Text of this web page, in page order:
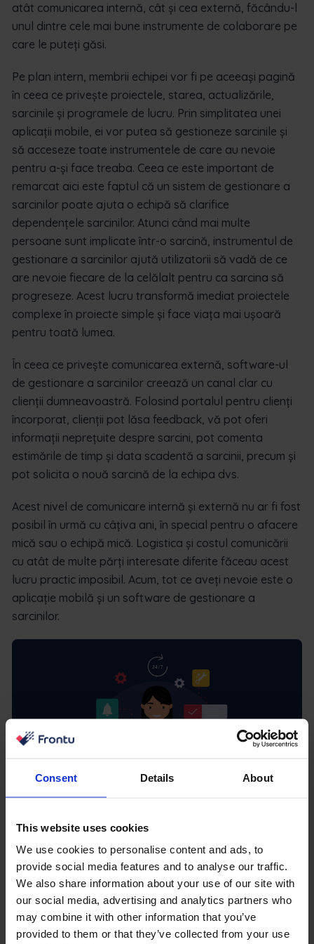
Consent Details About
This website uses cookies
We use cookies to personalise content and ads, to
provide social media features and to analyse our traffic.
We also share information about your use of our site with
our social media, advertising and analytics partners who
may combine it with other information that you’ve
provided to them or that they’ve collected from your use
atât comunicarea internă, cât și cea externă, făcându-l
unul dintre cele mai bune instrumente de colaborare pe
care le puteți găsi.
Pe plan intern, membrii echipei vor fi pe aceeași pagină
în ceea ce privește proiectele, starea, actualizările,
sarcinile și programele de lucru. Prin simplitatea unei
aplicații mobile, ei vor putea să gestioneze sarcinile și
să acceseze toate instrumentele de care au nevoie
pentru a-și face treaba. Ceea ce este important de
remarcat aici este faptul că un sistem de gestionare a
sarcinilor poate ajuta o echipă să clarifice
dependențele sarcinilor. Atunci când mai multe
persoane sunt implicate într-o sarcină, instrumentul de
gestionare a sarcinilor ajută utilizatorii să vadă de ce
are nevoie fiecare de la celălalt pentru ca sarcina să
progreseze. Acest lucru transformă imediat proiectele
complexe în proiecte simple și face viața mai ușoară
pentru toată lumea.
În ceea ce privește comunicarea externă, software-ul
de gestionare a sarcinilor creează un canal clar cu
clienții dumneavoastră. Folosind portalul pentru clienți
încorporat, clienții pot lăsa feedback, vă pot oferi
informații neprețuite despre sarcini, pot comenta
estimările de timp și data scadentă a sarcinii, precum și
pot solicita o nouă sarcină de la echipa dvs.
Acest nivel de comunicare internă și externă nu ar fi fost
posibil în urmă cu câțiva ani, în special pentru o afacere
mică sau o echipă mică. Logistica și costul comunicării
cu atât de multe părți interesate diferite făceau acest
lucru practic imposibil. Acum, tot ce aveți nevoie este o
aplicație mobilă și un software de gestionare a
sarcinilor.
Renunțați la hârtii și îmbrățișați
opțiunile de lucru de la distanță
Acesta ar putea părea un beneficiu evident al
software-ului de gestionare a locurilor de muncă, dar
există ceva mai mult decât se vede inițial. Digitalizarea
nu este benefică doar pentru mediu, deoarece renunțați